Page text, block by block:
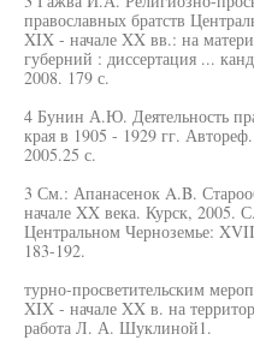
православных братств
XIX - начале XX вв.: на
губерний : диссертация ...
2008. 179 с.
4 Бунин А.Ю. Деятельность
края в 1905 - 1929 гг.
2005.25 с.
3 См.: Апанасенок A.B.
начале XX века. Курск, 2005.
Центральном Черноземье:
183-192.
турно-просветительским
XIX - начале XX в. на
работа Л. А. Шуклиной1.